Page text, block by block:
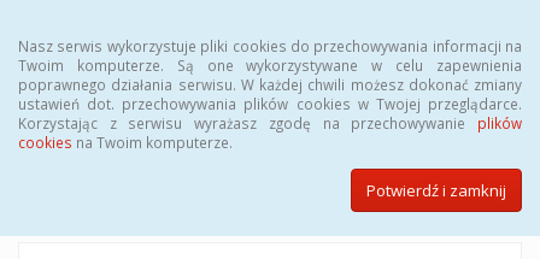
Nasz serwis wykorzystuje pliki cookies do przechowywania informacji na
Twoim komputerze. Są one wykorzystywane w celu zapewnienia
poprawnego działania serwisu. W każdej chwili możesz dokonać zmiany
ustawień dot. przechowywania plików cookies w Twojej przeglądarce.
Korzystając z serwisu wyrażasz zgodę na przechowywanie plików
cookies na Twoim komputerze.
Potwierdź i zamknij
BIULETYN INFORMACJI PUBLICZNEJ
Urzędu Miasta Opola